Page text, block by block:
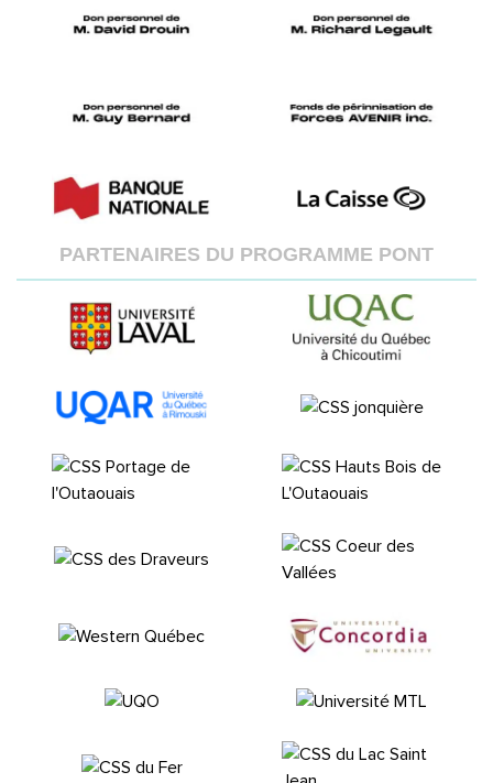
PARTENAIRES DU PROGRAMME PONT